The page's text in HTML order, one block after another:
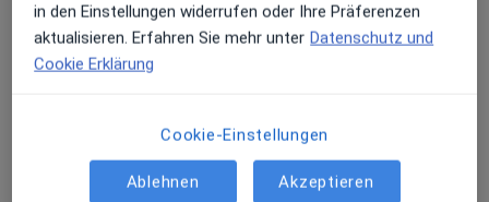
MRT-gesteuerte Injektionen
Über ein MRT werden millimetergenaue
Hyaluron-Therapie
Effektive und schonende Therapie für Gelenke
Therapie bei Meniskus-Riss ohne Operation
Meine Behandlungsschwerpunkte
Kernspintomographie (offenes MRT)
MRT-gesteuerte Injektion bei Wirbelsäulen- und
Gelenkerkrankungen
in den Einstellungen widerrufen oder Ihre Präferenzen
aktualisieren. Erfahren Sie mehr unter Datenschutz und
Cookie Erklärung
Cookie-Einstellungen
Ablehnen Akzeptieren